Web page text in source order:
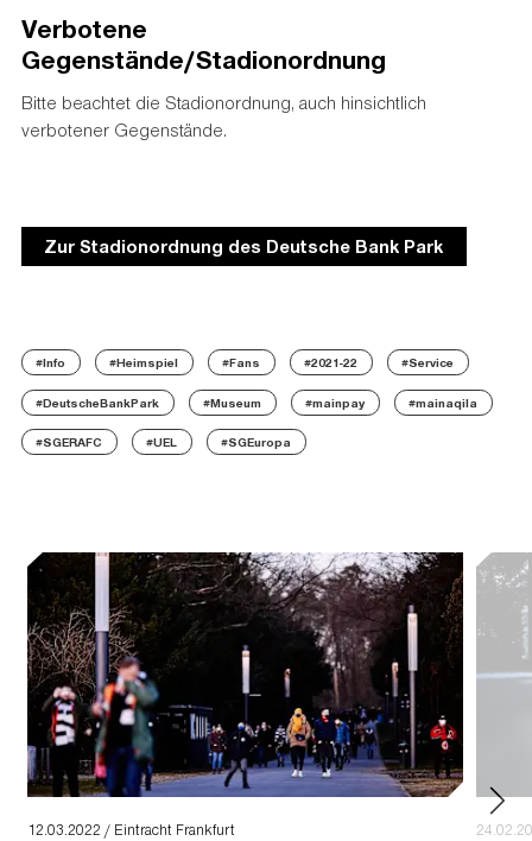
Verbotene
Gegenstände/Stadionordnung
Bitte beachtet die Stadionordnung, auch hinsichtlich
verbotener Gegenstände.
Zur Stadionordnung des Deutsche Bank Park
#Info #Heimspiel #Fans #2021-22 #Service
#DeutscheBankPark #Museum #mainpay #mainaqila
#SGERAFC #UEL #SGEuropa
12.03.2022 / Eintracht Frankfurt